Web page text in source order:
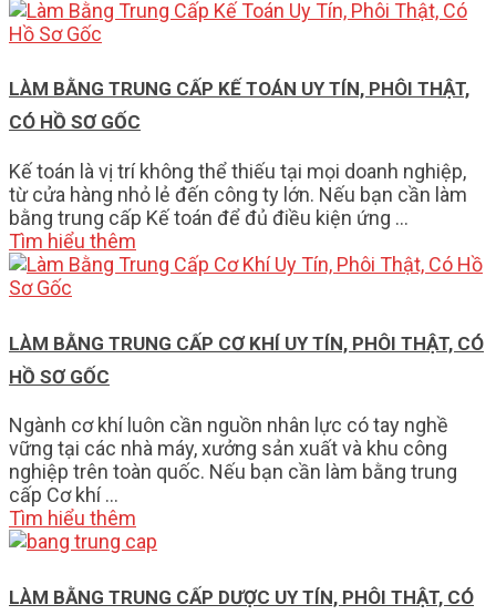
LÀM BẰNG TRUNG CẤP KẾ TOÁN UY TÍN, PHÔI THẬT,
CÓ HỒ SƠ GỐC
Kế toán là vị trí không thể thiếu tại mọi doanh nghiệp,
từ cửa hàng nhỏ lẻ đến công ty lớn. Nếu bạn cần làm
bằng trung cấp Kế toán để đủ điều kiện ứng …
Tìm hiểu thêm
LÀM BẰNG TRUNG CẤP CƠ KHÍ UY TÍN, PHÔI THẬT, CÓ
HỒ SƠ GỐC
Ngành cơ khí luôn cần nguồn nhân lực có tay nghề
vững tại các nhà máy, xưởng sản xuất và khu công
nghiệp trên toàn quốc. Nếu bạn cần làm bằng trung
cấp Cơ khí …
Tìm hiểu thêm
LÀM BẰNG TRUNG CẤP DƯỢC UY TÍN, PHÔI THẬT, CÓ